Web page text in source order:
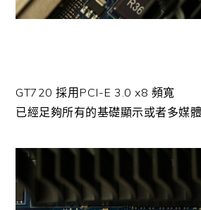
GT720 採用PCI-E 3.0 x8 頻寬
已經足夠所有的基礎顯示或者多媒